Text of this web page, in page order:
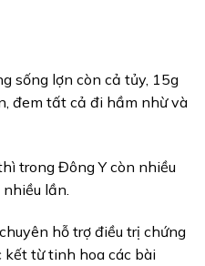
sống lợn còn cả tủy, 15g
đem tất cả đi hầm nhừ và
trong Đông Y còn nhiều
lần.
hỗ trợ điều trị chứng
kết từ tinh hoa các bài